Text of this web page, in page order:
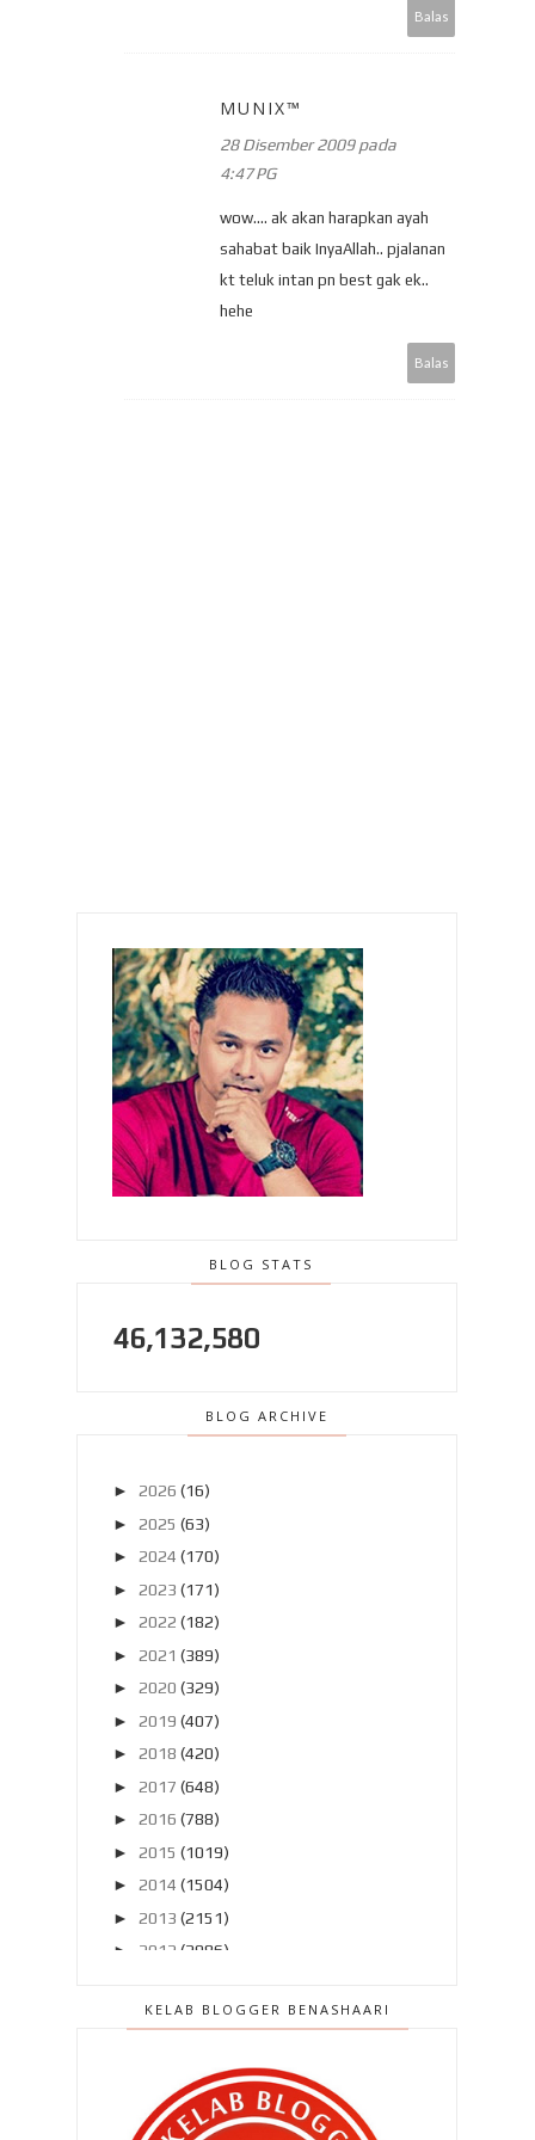
Balas
MUNIX™
28 Disember 2009 pada
4:47 PG
wow.... ak akan harapkan ayah
sahabat baik InyaAllah.. pjalanan
kt teluk intan pn best gak ek..
hehe
Balas
BLOG STATS
46,132,580
BLOG ARCHIVE
► 2026 (16)
► 2025 (63)
► 2024 (170)
► 2023 (171)
► 2022 (182)
► 2021 (389)
► 2020 (329)
► 2019 (407)
► 2018 (420)
► 2017 (648)
► 2016 (788)
► 2015 (1019)
► 2014 (1504)
► 2013 (2151)
► 2012 (2986)
2010(4406)
Disember 2009(52)
SELAMAT TINGGAL 2009
KELAB BLOGGER BENASHAARI